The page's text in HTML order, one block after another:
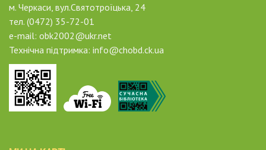
м. Черкаси, вул.Святотроїцька, 24
тел. (0472) 35-72-01
e-mail: obk2002@ukr.net
Технічна підтримка: info@chobd.ck.ua